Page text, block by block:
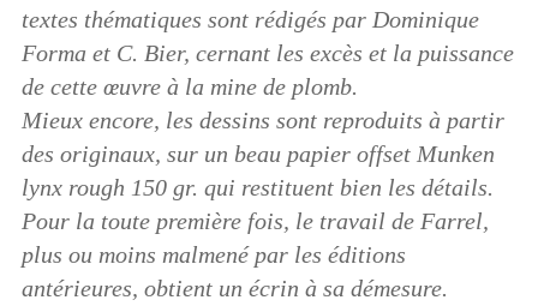
textes thématiques sont rédigés par Dominique
Forma et C. Bier, cernant les excès et la puissance
de cette œuvre à la mine de plomb.
Mieux encore, les dessins sont reproduits à partir
des originaux, sur un beau papier offset Munken
lynx rough 150 gr. qui restituent bien les détails.
Pour la toute première fois, le travail de Farrel,
plus ou moins malmené par les éditions
antérieures, obtient un écrin à sa démesure.